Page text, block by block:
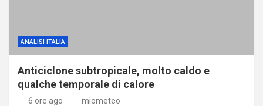
ANALISI ITALIA
Anticiclone subtropicale, molto caldo e
qualche temporale di calore
6 ore ago miometeo